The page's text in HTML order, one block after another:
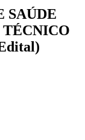
SAÚDE
TÉCNICO